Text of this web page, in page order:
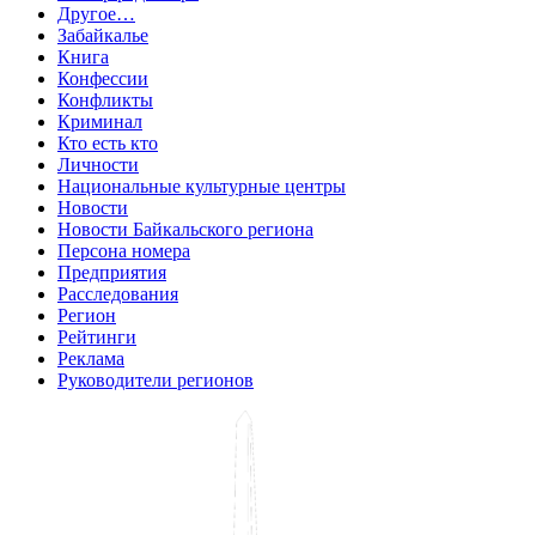
Другое…
Забайкалье
Книга
Конфессии
Конфликты
Криминал
Кто есть кто
Личности
Национальные культурные центры
Новости
Новости Байкальского региона
Персона номера
Предприятия
Расследования
Регион
Рейтинги
Реклама
Руководители регионов